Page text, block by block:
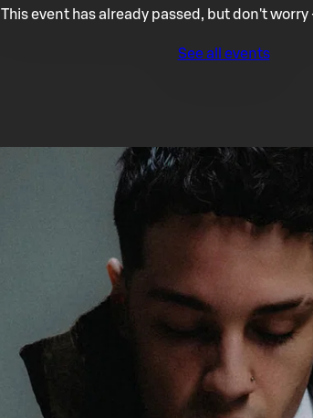
This event has already passed, but don't worry
See all events